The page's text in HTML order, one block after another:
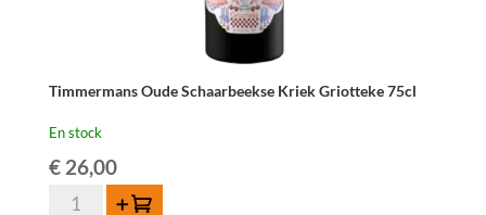
Timmermans Oude Schaarbeekse Kriek Griotteke 75cl
En stock
€26,00
quantité
Ajouter au panier